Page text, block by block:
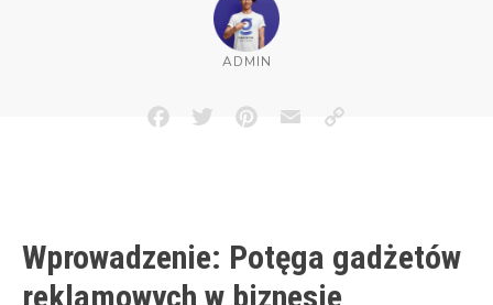
ADMIN
FacebookTwitterPinterestEmailCopy
Wprowadzenie: Potęga gadżetów
reklamowych w biznesie